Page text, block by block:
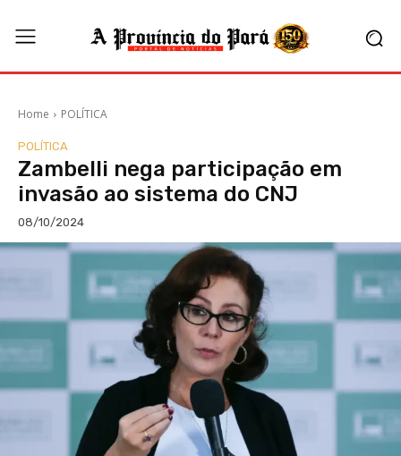
Home POLÍTICA
POLÍTICA
Zambelli nega participação em
invasão ao sistema do CNJ
08/10/2024